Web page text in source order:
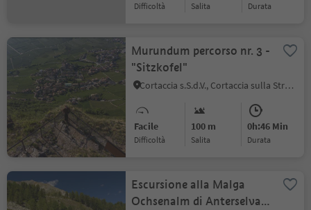
Difficoltà Salita durata
Murundum percorso nr. 3 -
"Sitzkofel"
Cortaccia s.S.d.V., Cortaccia sulla Strada del Vino, Strada del Vino
Facile
Difficoltà
100 m
Salita
0h:46 Min
durata
Escursione alla Malga
Ochsenalm di Anterselva